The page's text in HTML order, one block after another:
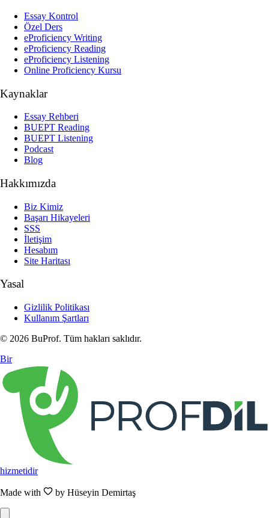
Essay Kontrol
Özel Ders
eProficiency Writing
eProficiency Reading
eProficiency Listening
Online Proficiency Kursu
Kaynaklar
Essay Rehberi
BUEPT Reading
BUEPT Listening
Podcast
Blog
Hakkımızda
Biz Kimiz
Başarı Hikayeleri
SSS
İletişim
Hesabım
Site Haritası
Yasal
Gizlilik Politikası
Kullanım Şartları
© 2026 BuProf. Tüm hakları saklıdır.
Bir
hizmetidir
Made with by Hüseyin Demirtaş